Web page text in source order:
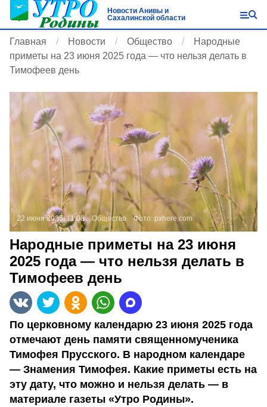
Новости Анивы и
Сахалинской области
Главная Новости Общество
Народные
приметы на 23 июня 2025 года — что нельзя делать в
Тимофеев день
22 июня 2025, 11:08 Общество Фото: pxhere.com
Народные приметы на 23 июня
2025 года — что нельзя делать в
Тимофеев день
По церковному календарю 23 июня 2025 года
отмечают день памяти священномученика
Тимофея Прусского. В народном календаре
— Знамения Тимофея. Какие приметы есть на
эту дату, что можно и нельзя делать — в
материале газеты «Утро Родины».